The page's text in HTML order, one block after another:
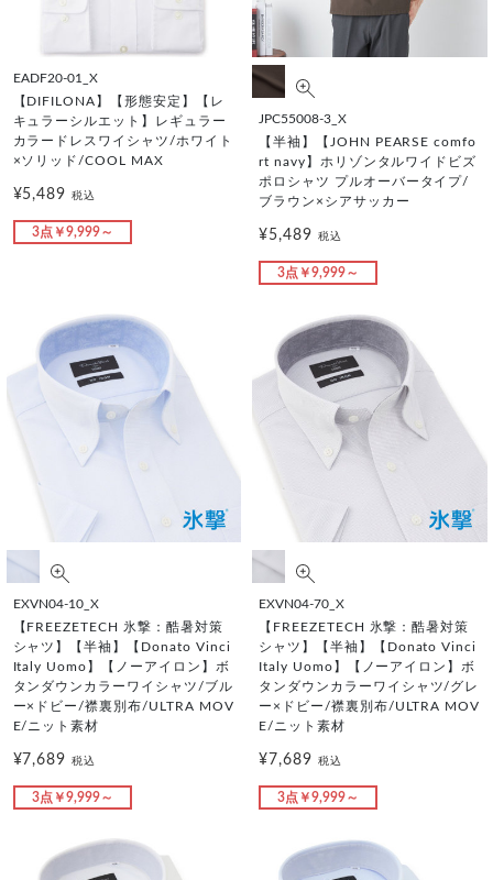
EADF20-01_X
【DIFILONA】【形態安定】【レ
キュラーシルエット】レギュラー
カラードレスワイシャツ/ホワイト
×ソリッド/COOL MAX
¥5,489税込
3点￥9,999～
JPC55008-3_X
【半袖】【JOHN PEARSE comfo
rt navy】ホリゾンタルワイドビズ
ポロシャツ プルオーバータイプ/
ブラウン×シアサッカー
¥5,489 税込
3点￥9,999～
EXVN04-10_X
【FREEZETECH 氷撃：酷暑対策
シャツ】【半袖】【Donato Vinci
Italy Uomo】【ノーアイロン】ボ
タンダウンカラーワイシャツ/ブル
ー×ドビー/襟裏別布/ULTRA MOV
E/ニット素材
¥7,689税込
3点￥9,999～
EXVN04-70_X
【FREEZETECH 氷撃：酷暑対策
シャツ】【半袖】【Donato Vinci
Italy Uomo】【ノーアイロン】ボ
タンダウンカラーワイシャツ/グレ
ー×ドビー/襟裏別布/ULTRA MOV
E/ニット素材
¥7,689 税込
3点￥9,999～